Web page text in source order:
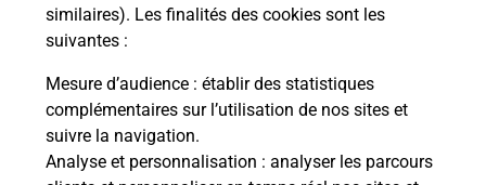
similaires). Les finalités des cookies sont les
suivantes :
Mesure d’audience : établir des statistiques
complémentaires sur l’utilisation de nos sites et
suivre la navigation.
Analyse et personnalisation : analyser les parcours
Boîte aux lettres La Poste
Prochaine collecte du courriervendredià
Le lien s'ouvre dans un nouvel onglet